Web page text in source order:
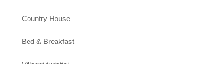
Country House
Bed & Breakfast